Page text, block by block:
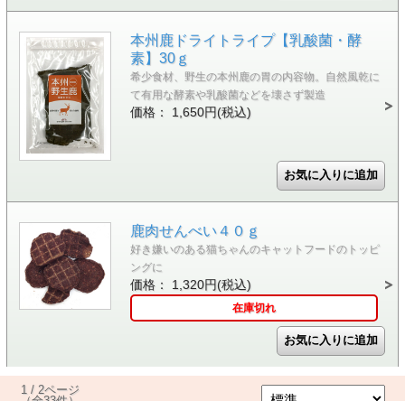
本州鹿ドライトライプ【乳酸菌・酵
素】30ｇ
希少食材、野生の本州鹿の胃の内容物。自然風乾に
て有用な酵素や乳酸菌などを壊さず製造
価格： 1,650円(税込)
鹿肉せんべい４０ｇ
好き嫌いのある猫ちゃんのキャットフードのトッピ
ングに
価格： 1,320円(税込)
在庫切れ
1 / 2ページ